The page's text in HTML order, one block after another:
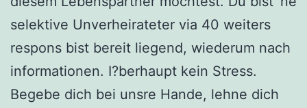
selektive Unverheirateter via 40 weiters
respons bist bereit liegend, wiederum nach
informationen. I?berhaupt kein Stress.
Begebe dich bei unsre Hande, lehne dich